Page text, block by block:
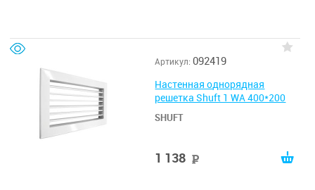
Артикул: 092419
Настенная однорядная
решетка Shuft 1 WA 400*200
SHUFT
1 138